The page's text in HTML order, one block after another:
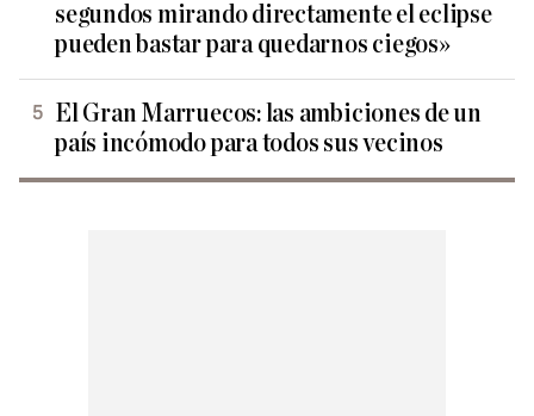
segundos mirando directamente el eclipse
pueden bastar para quedarnos ciegos»
El Gran Marruecos: las ambiciones de un
país incómodo para todos sus vecinos